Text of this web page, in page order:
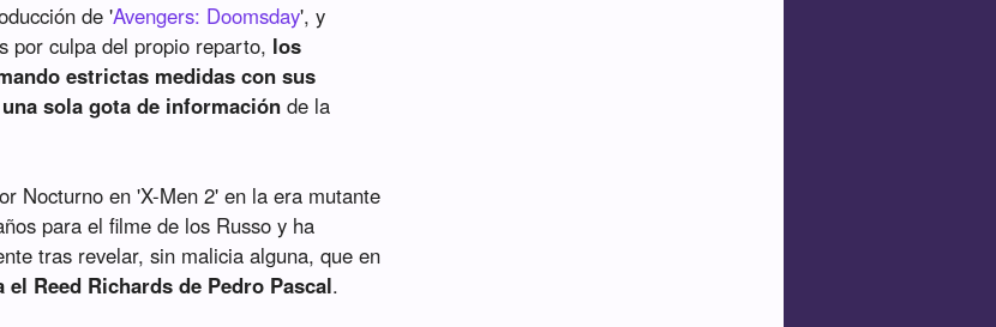
de 'Avengers: Doomsday', y
por culpa del propio reparto, los
estrictas medidas con sus
sola gota de información de la
Nocturno en 'X-Men 2' en la era mutante
para el filme de los Russo y ha
tras revelar, sin malicia alguna, que en
Reed Richards de Pedro Pascal.